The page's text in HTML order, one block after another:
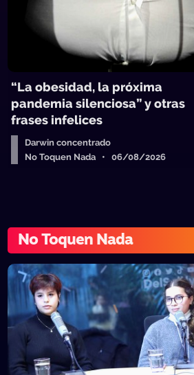
“La obesidad, la próxima
pandemia silenciosa” y otras
frases infelices
Darwin concentrado
No Toquen Nada • 06/08/2026
No Toquen Nada